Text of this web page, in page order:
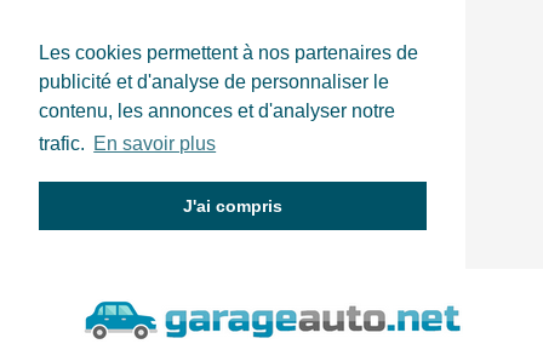
Les cookies permettent à nos partenaires de
publicité et d'analyse de personnaliser le
contenu, les annonces et d'analyser notre
trafic. En savoir plus
J'ai compris